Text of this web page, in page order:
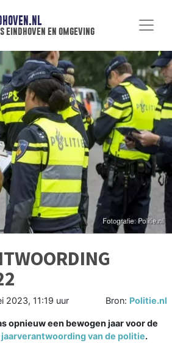
en omgeving
2023, 11:19 uur Bron: Politie.nl
opnieuw een bewogen jaar voor de
jaarverantwoording van de politie.